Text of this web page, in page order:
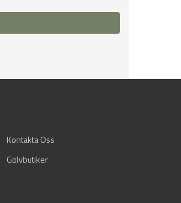
Kontakta Oss
Golvbutiker